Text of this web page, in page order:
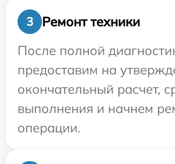
3
Ремонт техники
После полной
предоставим на
окончательный расчет,
выполнения и начнем
операции.